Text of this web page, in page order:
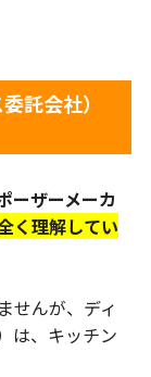
託会社）
ーザーメーカ
く理解してい
せんが、ディ
は、キッチン